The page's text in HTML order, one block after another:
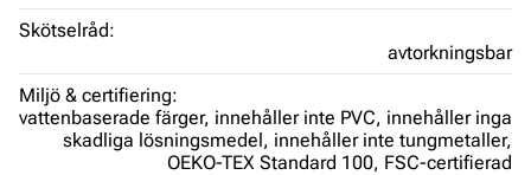
Skötselråd:
avtorkningsbar
Miljö & certifiering:
vattenbaserade färger, innehåller inte PVC, innehåller inga
skadliga lösningsmedel, innehåller inte tungmetaller,
OEKO-TEX Standard 100, FSC-certifierad